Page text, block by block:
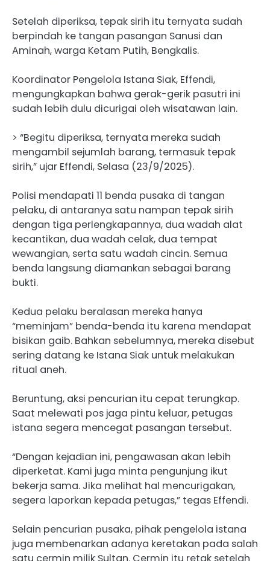
Setelah diperiksa, tepak sirih itu ternyata sudah
berpindah ke tangan pasangan Sanusi dan
Aminah, warga Ketam Putih, Bengkalis.
Koordinator Pengelola Istana Siak, Effendi,
mengungkapkan bahwa gerak-gerik pasutri ini
sudah lebih dulu dicurigai oleh wisatawan lain.
> “Begitu diperiksa, ternyata mereka sudah
mengambil sejumlah barang, termasuk tepak
sirih,” ujar Effendi, Selasa (23/9/2025).
Polisi mendapati 11 benda pusaka di tangan
pelaku, di antaranya satu nampan tepak sirih
dengan tiga perlengkapannya, dua wadah alat
kecantikan, dua wadah celak, dua tempat
wewangian, serta satu wadah cincin. Semua
benda langsung diamankan sebagai barang
bukti.
Kedua pelaku beralasan mereka hanya
“meminjam” benda-benda itu karena mendapat
bisikan gaib. Bahkan sebelumnya, mereka disebut
sering datang ke Istana Siak untuk melakukan
ritual aneh.
Beruntung, aksi pencurian itu cepat terungkap.
Saat melewati pos jaga pintu keluar, petugas
istana segera mencegat pasangan tersebut.
“Dengan kejadian ini, pengawasan akan lebih
diperketat. Kami juga minta pengunjung ikut
bekerja sama. Jika melihat hal mencurigakan,
segera laporkan kepada petugas,” tegas Effendi.
Selain pencurian pusaka, pihak pengelola istana
juga membenarkan adanya keretakan pada salah